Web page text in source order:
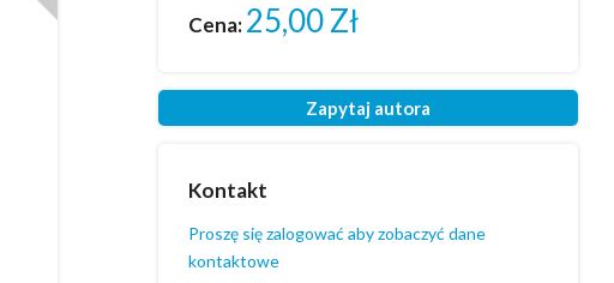
Cena:25,00Zł
Zapytaj autora
Kontakt
Proszę się zalogować aby zobaczyć dane
kontaktowe